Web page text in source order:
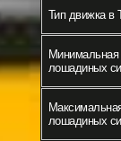
Тип движка в
лошадиных
лошадиных